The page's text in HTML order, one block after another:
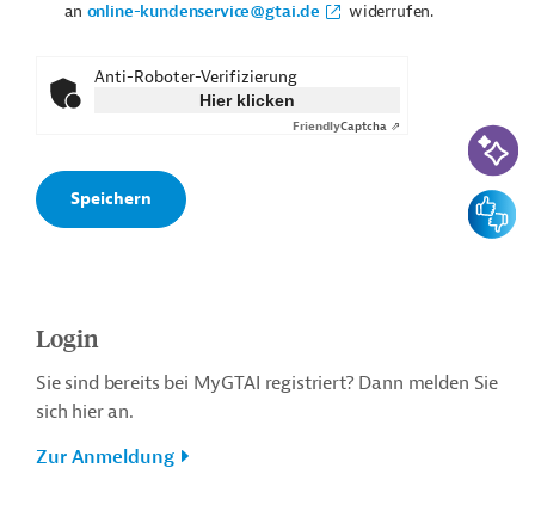
an online-kundenservice@gtai.de widerrufen.
Anti-Roboter-Verifizierung
Hier klicken
FriendlyCaptcha ⇗
Login
Sie sind bereits bei MyGTAI registriert? Dann melden Sie
sich hier an.
Zur Anmeldung
KI-